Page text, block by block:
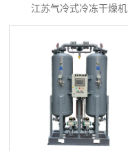
江苏气冷式冷冻干燥机